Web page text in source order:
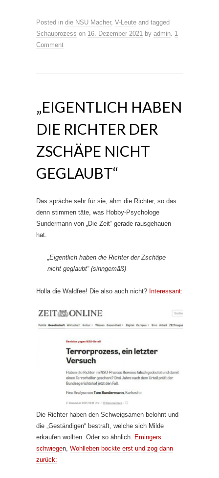
Posted in die NSU Macher, V-Leute and tagged
Schauprozess on 16. Dezember 2021 by admin 1
Comment
„EIGENTLICH HABEN
DIE RICHTER DER
ZSCHÄPE NICHT
GEGLAUBT“
Das spräche sehr für sie, ähm die Richter, so das
denn stimmen täte, was Hobby-Psychologe
Sundermann von „Die Zeit“ gerade rausgehauen
hat.
„Eigentlich haben die Richter der Zschäpe
nicht geglaubt“ (sinngemäß)
Holla die Waldfee! Die also auch nicht? Interessant:
Die Richter haben den Schweigsamen belohnt und
die „Geständigen“ bestraft, welche sich Milde
erkaufen wollten. Oder so ähnlich. Emingers
schwiegen, Wohlleben bockte erst und zog dann
zurück: